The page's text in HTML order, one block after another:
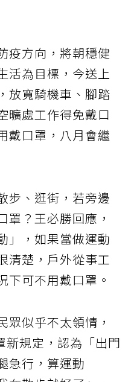
疫方向，將朝穩健
活為目標，今送上
放寬騎機車、腳踏
曠處工作得免戴口
戴口罩，八月會繼
步、逛街，若旁邊
罩？王必勝回應，
」，如果當做運動
清楚，戶外從事工
下可不用戴口罩。
眾似乎不太領情，
新規定，認為「出門
急行，算運動